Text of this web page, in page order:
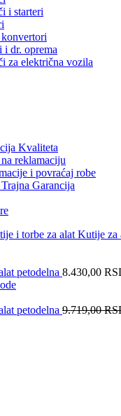
i starteri
i dr. oprema
za električna vozila
Kvaliteta
reklamaciju
i povraćaj robe
Garancija
i torbe za alat Kutije za
petodelna 8.430,00
petodelna 9.719,00